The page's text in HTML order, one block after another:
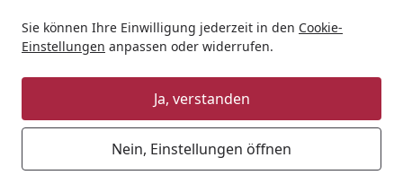
Sie können Ihre Einwilligung jederzeit in den Cookie-
Einstellungen anpassen oder widerrufen.
Ja, verstanden
Nein, Einstellungen öffnen